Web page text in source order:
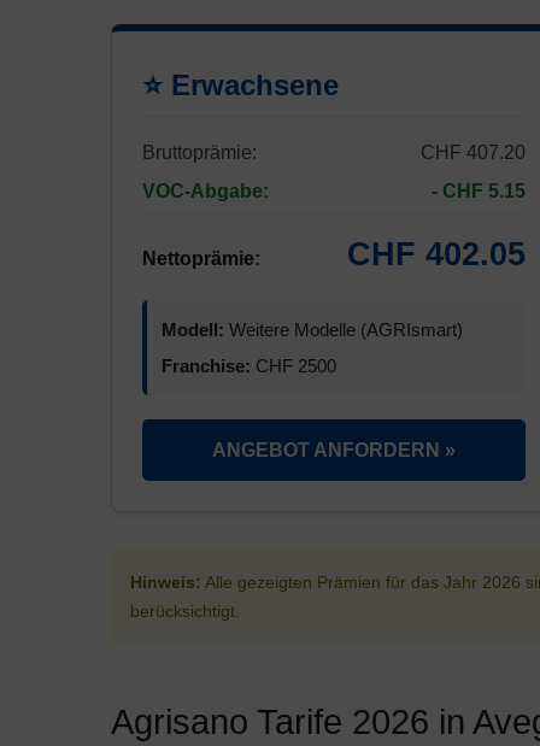
⭐ Erwachsene
Bruttoprämie:
CHF 407.20
VOC-Abgabe:
- CHF 5.15
Nettoprämie: CHF 402.05
Modell: Weitere Modelle (AGRIsmart)
Franchise: CHF 2500
ANGEBOT ANFORDERN »
Hinweis: Alle gezeigten Prämien für das Jahr 2026
berücksichtigt.
Agrisano Tarife 2026 in